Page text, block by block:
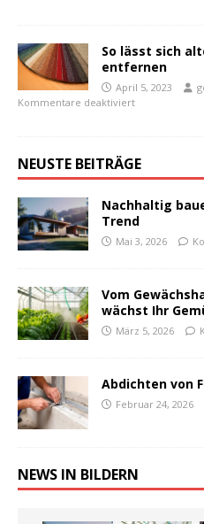
So lässt sich
entfernen
April 5, 2023
Kommentare deaktiviert
NEUSTE BEITRÄGE
Nachhaltig
Trend
Mai 3, 2026
Vom
wächst Ihr
März 5, 2026
Abdichten von
Februar 24, 2026
NEWS IN BILDERN